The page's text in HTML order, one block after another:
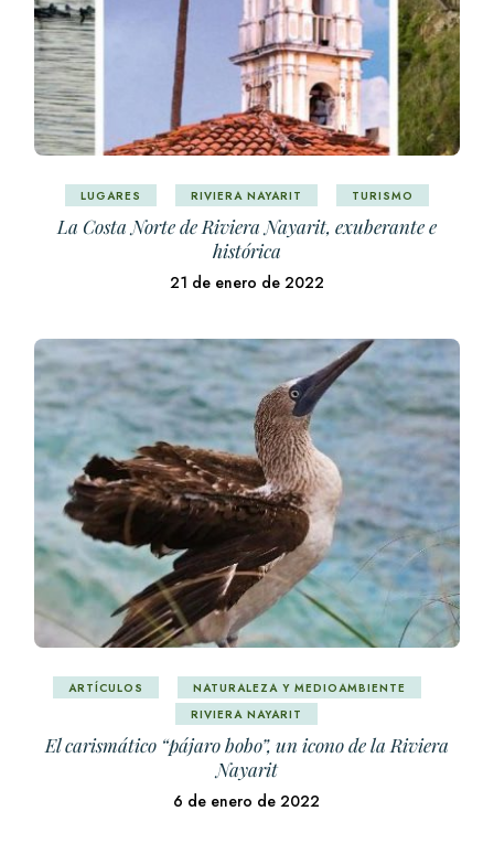
LUGARES RIVIERA NAYARIT TURISMO
La Costa Norte de Riviera Nayarit, exuberante e
histórica
21 de enero de 2022
ARTÍCULOS
NATURALEZA Y MEDIOAMBIENTE
RIVIERA NAYARIT
El carismático “pájaro bobo”, un icono de la Riviera
Nayarit
6 de enero de 2022